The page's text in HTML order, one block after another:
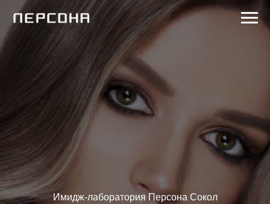
Имидж-лаборатория Персона Сокол